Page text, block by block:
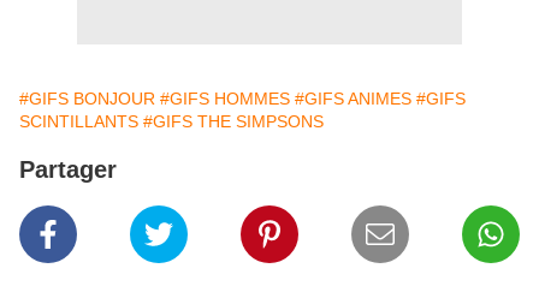
#GIFS BONJOUR #GIFS HOMMES #GIFS ANIMES #GIFS
SCINTILLANTS #GIFS THE SIMPSONS
Partager